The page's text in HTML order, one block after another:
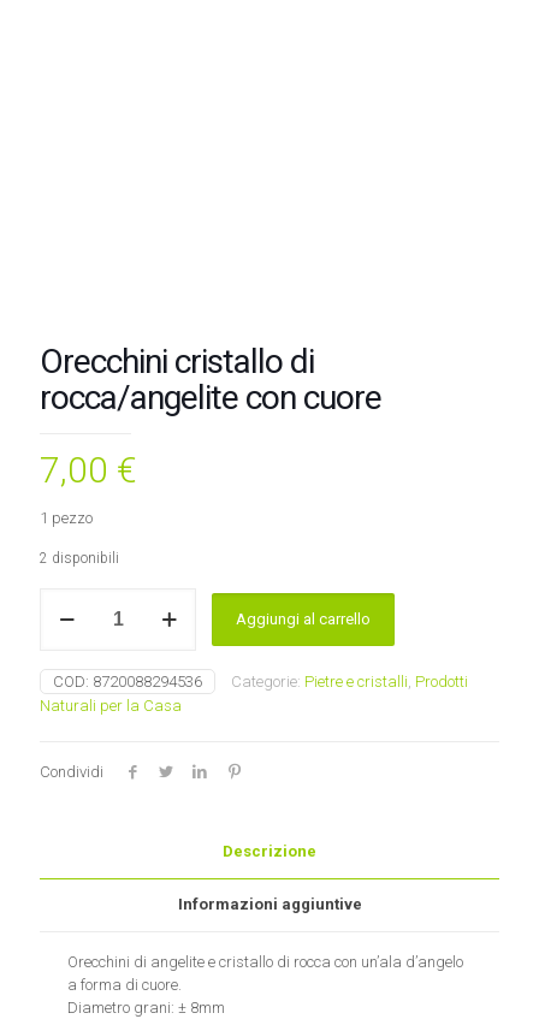
Orecchini cristallo di
rocca/angelite con cuore
7,00 €
1 pezzo
2 disponibili
cristallo
rocca/angelite
con
cuore
Aggiungi al carrello
COD: 8720088294536 Categorie: Pietre e cristalli Prodotti
Naturali per la Casa
Condividi
Descrizione
Informazioni aggiuntive
Orecchini di angelite e cristallo di rocca con un’ala d’angelo
a forma di cuore.
Diametro grani: ± 8mm